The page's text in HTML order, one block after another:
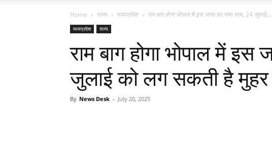
Home राज्‍य मध्यप्रदेश राम बाग होगा भोपाल में इस जगह का नया नाम, 24 जुलाई...
मध्यप्रदेश राज्‍य
राम बाग होगा भोपाल में
जुलाई को लग सकती है मुहर
By News Desk - July 20, 2025